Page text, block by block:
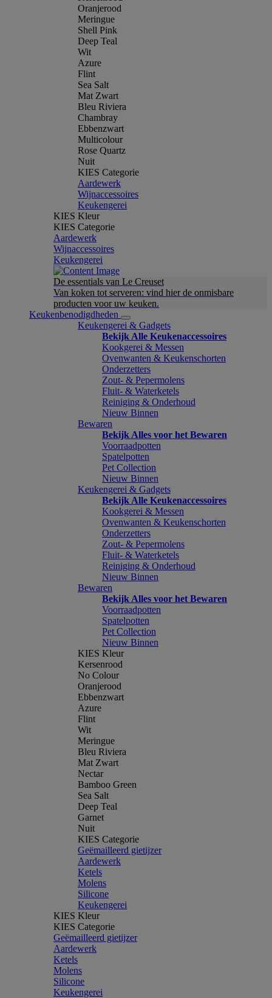
Oranjerood
Meringue
Shell Pink
Deep Teal
Wit
Azure
Flint
Sea Salt
Mat Zwart
Bleu Riviera
Chambray
Ebbenzwart
Multicolour
Rose Quartz
Nuit
KIES Categorie
Aardewerk
Wijnaccessoires
Keukengerei
KIES Kleur
KIES Categorie
Aardewerk
Wijnaccessoires
Keukengerei
De essentials van Le Creuset
Van koken tot serveren: vind hier de onmisbare
producten voor uw keuken.
Keukenbenodigdheden
Keukengerei & Gadgets
Bekijk Alle Keukenaccessoires
Kookgerei & Messen
Ovenwanten & Keukenschorten
Onderzetters
Zout- & Pepermolens
Fluit- & Waterketels
Reiniging & Onderhoud
Nieuw Binnen
Bewaren
Bekijk Alles voor het Bewaren
Voorraadpotten
Spatelpotten
Pet Collection
Nieuw Binnen
Keukengerei & Gadgets
Bekijk Alle Keukenaccessoires
Kookgerei & Messen
Ovenwanten & Keukenschorten
Onderzetters
Zout- & Pepermolens
Fluit- & Waterketels
Reiniging & Onderhoud
Nieuw Binnen
Bewaren
Bekijk Alles voor het Bewaren
Voorraadpotten
Spatelpotten
Pet Collection
Nieuw Binnen
KIES Kleur
Kersenrood
No Colour
Oranjerood
Ebbenzwart
Azure
Flint
Wit
Meringue
Bleu Riviera
Mat Zwart
Nectar
Bamboo Green
Sea Salt
Deep Teal
Garnet
Nuit
KIES Categorie
Geëmailleerd gietijzer
Aardewerk
Ketels
Molens
Silicone
Keukengerei
KIES Kleur
KIES Categorie
Geëmailleerd gietijzer
Aardewerk
Ketels
Molens
Silicone
Keukengerei